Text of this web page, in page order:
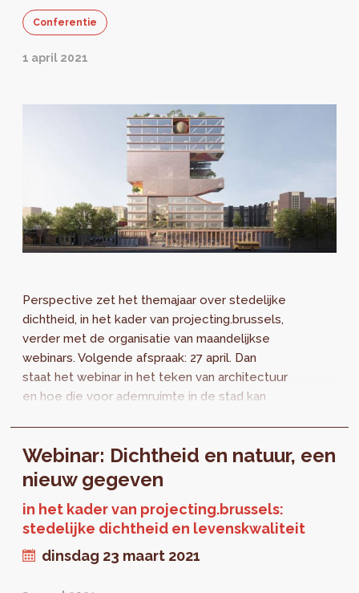
Conferentie
1 april 2021
Perspective zet het themajaar over stedelijke
dichtheid, in het kader van projecting.brussels,
verder met de organisatie van maandelijkse
webinars. Volgende afspraak: 27 april. Dan
staat het webinar in het teken van architectuur
en hoe die voor ademruimte in de stad kan
Webinar: Dichtheid en natuur, een
nieuw gegeven
in het kader van projecting.brussels:
stedelijke dichtheid en levenskwaliteit
dinsdag 23 maart 2021